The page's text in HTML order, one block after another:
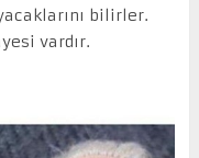
bilirler.
vardır.